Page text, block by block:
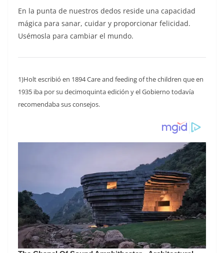
En la punta de nuestros dedos reside una capacidad
mágica para sanar, cuidar y proporcionar felicidad.
Usémosla para cambiar el mundo.
1)Holt escribió en 1894 Care and feeding of the children que en
1935 iba por su decimoquinta edición y el Gobierno todavía
recomendaba sus consejos.